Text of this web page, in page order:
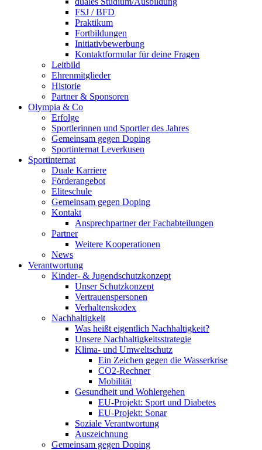
FSJ / BFD
Praktikum
Fortbildungen
Initiativbewerbung
Kontaktformular für deine Fragen
Leitbild
Ehrenmitglieder
Historie
Partner & Sponsoren
Olympia & Co
Erfolge
Sportlerinnen und Sportler des Jahres
Gemeinsam gegen Doping
Sportinternat Leverkusen
Sportinternat
Duale Karriere
Förderangebot
Eliteschule
Gemeinsam gegen Doping
Kontakt
Ansprechpartner der Fachabteilungen
Partner
Weitere Kooperationen
News
Verantwortung
Kinder- & Jugendschutzkonzept
Unser Schutzkonzept
Vertrauenspersonen
Verhaltenskodex
Nachhaltigkeit
Was heißt eigentlich Nachhaltigkeit?
Unsere Nachhaltigkeitsstrategie
Klima- und Umweltschutz
Ein Zeichen gegen die Wasserkrise
CO2-Rechner
Mobilität
Gesundheit und Wohlergehen
EU-Projekt: Sport und Diabetes
EU-Projekt: Sonar
Soziale Verantwortung
Auszeichnung
Gemeinsam gegen Doping